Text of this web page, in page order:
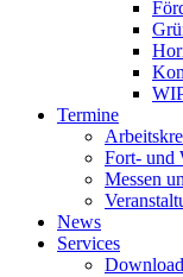
Termine
Fort- und
Messen
News
Services